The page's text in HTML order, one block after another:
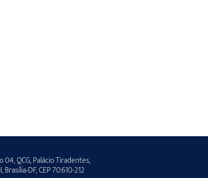
04, QCG, Palácio Tiradentes,
DF, CEP 70.610-212